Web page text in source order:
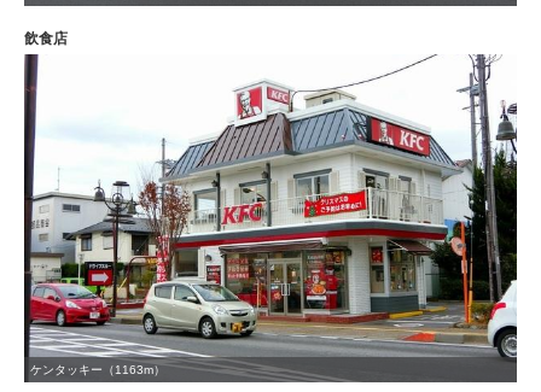
飲食店
ケンタッキー（1163m）